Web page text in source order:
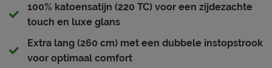
100% katoensatijn (220 TC) voor een zijdezachte
touch en luxe glans
Extra lang (260 cm) met een dubbele instopstrook
voor optimaal comfort